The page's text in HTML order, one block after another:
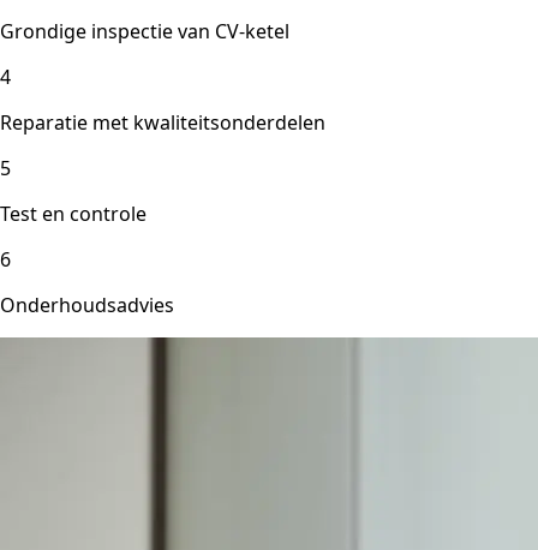
Grondige inspectie van CV-ketel
4
Reparatie met kwaliteitsonderdelen
5
Test en controle
6
Onderhoudsadvies